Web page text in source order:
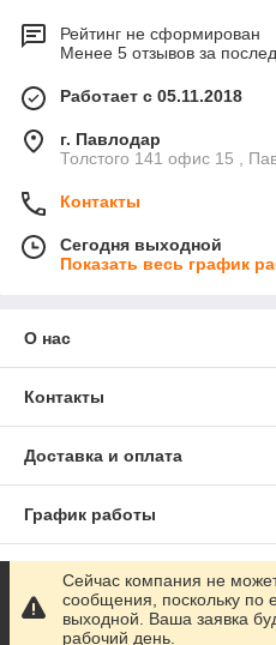
Рейтинг не сформирован
Менее 5 отзывов за
Работает с 05.11.2018
г. Павлодар
Толстого 141 офис 15 ,
Контакты
Сегодня выходной
Показать весь график
О нас
Контакты
Доставка и оплата
График работы
Полная версия сайта
Сайт создан на
Сейчас компания не
сообщения, поскольку по
выходной. Ваша заявка
рабочий день.